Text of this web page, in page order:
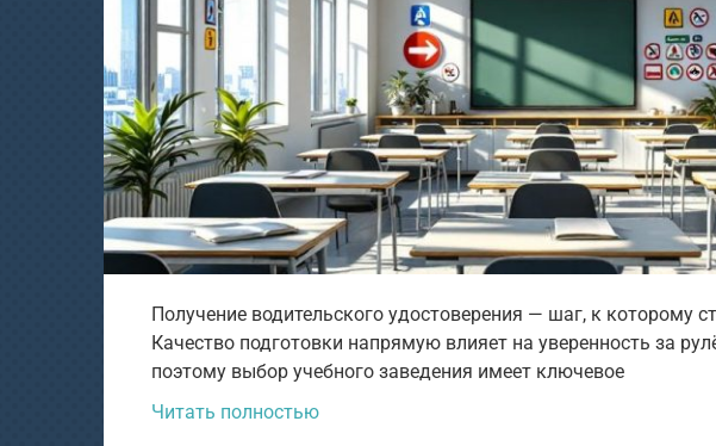
Получение водительского удостоверения — шаг, к которому
Качество подготовки напрямую влияет на уверенность за
поэтому выбор учебного заведения имеет ключевое
Читать полностью